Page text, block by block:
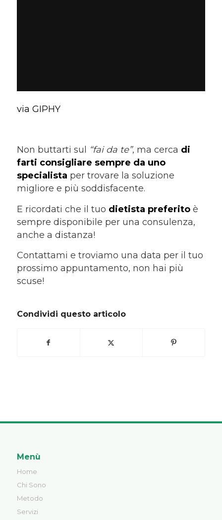
via GIPHY
Non buttarti sul “fai da te”, ma cerca di
farti consigliare sempre da uno
specialista per trovare la soluzione
migliore e più soddisfacente.
E ricordati che il tuo dietista preferitoè
sempre disponibile per una consulenza,
anche a distanza!
Contattami e troviamo una data per il tuo
prossimo appuntamento, non hai più
scuse!
Condividi questo articolo
Menù
Home
Chi Sono
Metodo
Servizi